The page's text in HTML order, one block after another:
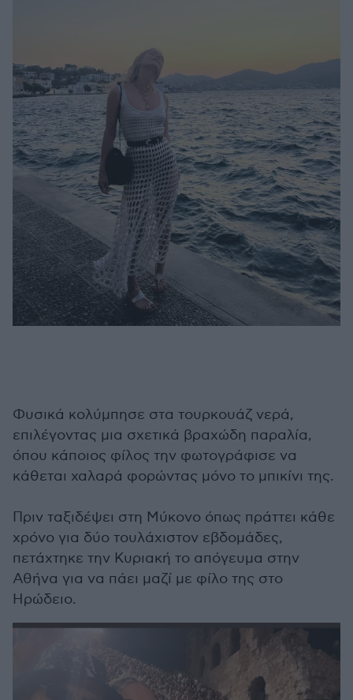
Φυσικά κολύμπησε στα τουρκουάζ νερά,
επιλέγοντας μια σχετικά βραχώδη παραλία,
όπου κάποιος φίλος την φωτογράφισε να
κάθεται χαλαρά φορώντας μόνο το μπικίνι της.
Πριν ταξιδέψει στη Μύκονο όπως πράττει κάθε
χρόνο για δύο τουλάχιστον εβδομάδες,
πετάχτηκε την Κυριακή το απόγευμα στην
Αθήνα για να πάει μαζί με φίλο της στο
Ηρώδειο.